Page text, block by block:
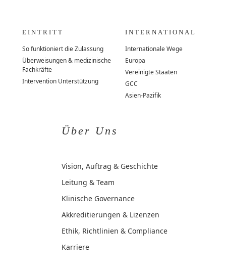
EINTRITT
So funktioniert die Zulassung
Überweisungen & medizinische
Fachkräfte
Intervention Unterstützung
INTERNATIONAL
Internationale Wege
Europa
Vereinigte Staaten
GCC
Asien-Pazifik
Über Uns
Vision, Auftrag & Geschichte
Leitung & Team
Klinische Governance
Akkreditierungen & Lizenzen
Ethik, Richtlinien & Compliance
Karriere